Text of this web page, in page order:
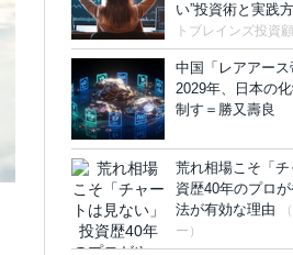
い”投資術と実践
トブレインズ投資顧
中国「レアアース
2029年、日本の
制す＝勝又壽良
荒れ相場こそ「
資歴40年のプロ
法が有効な理由
ー）